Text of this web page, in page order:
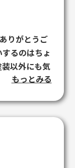
れていたの
、とても感
れました。
来事でした
とのことで
っているう
ですが(苦
したいと思
りがとうご
るのはちょ
以外にも気
合わせくださ
もっとみる